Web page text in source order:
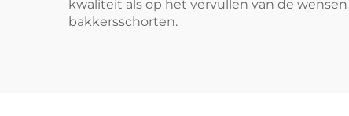
kwaliteit als op het vervullen van de
bakkersschorten.